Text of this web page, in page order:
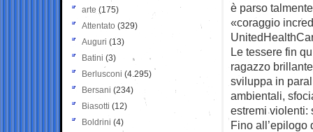
è parso
«coraggio
Le tessere fin
ragazzo
sviluppa in
ambientali,
estremi violenti:
Fino all’epilogo
arte (175)
Attentato (329)
Auguri (13)
Batini (3)
Berlusconi (4.295)
Bersani (234)
Biasotti (12)
Boldrini (4)